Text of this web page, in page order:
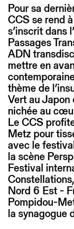
Pour sa
CCS se rend
s’inscrit dans
Passages
ADN
mettre en
thème de
Vert au Japon
nichée au
Le CCS
Metz pour
avec le
la scène
Festival
Nord 6 Est -
Pompidou-
la synagogue